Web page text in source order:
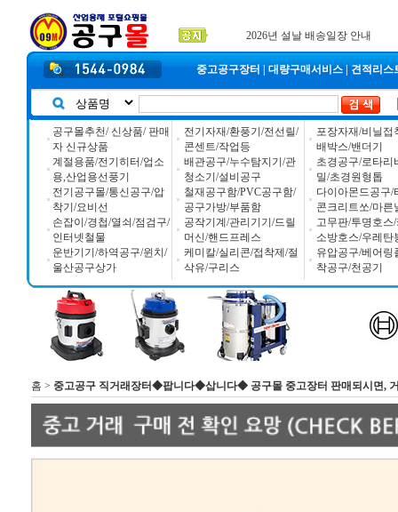
2026년 설날 배송일장 안내
중고공구장터 대량구매서비스 견적리스
공구몰추천/ 신상품/ 판매
자 신규상품
계절용품/전기히터/업소
용,산업용선풍기
전기공구몰/통신공구/압
착기/요비선
손잡이/경첩/열쇠/점검구/
인터넷철물
운반기기/하역공구/윈치/
울산공구상가
전기자재/환풍기/전선릴/
콘센트/작업등
배관공구/누수탐지기/관
청소기/설비공구
철재공구함/PVC공구함/
공구가방/부품함
공작기계/관리기기/드릴
머신/핸드프레스
케미칼/실리콘/접착제/절
삭유/구리스
포장자재/비닐접
배박스/밴더기
초경공구/로타리
밀/초경원형톱
다이아몬드공구/
콘크리트쏘/마른
고무판/투명호스
소방호스/우레탄
유압공구/베어링
착공구/천공기
홈 > 중고공구 직거래장터◆팝니다◆삽니다◆ 공구몰 중고장터 판매되시면,